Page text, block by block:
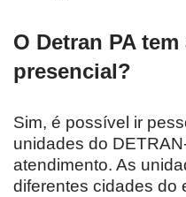
O Detran PA
presencial?
Sim, é possível ir
unidades do
atendimento. As
diferentes cidades do